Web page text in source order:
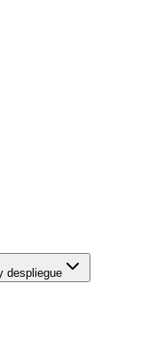
despliegue